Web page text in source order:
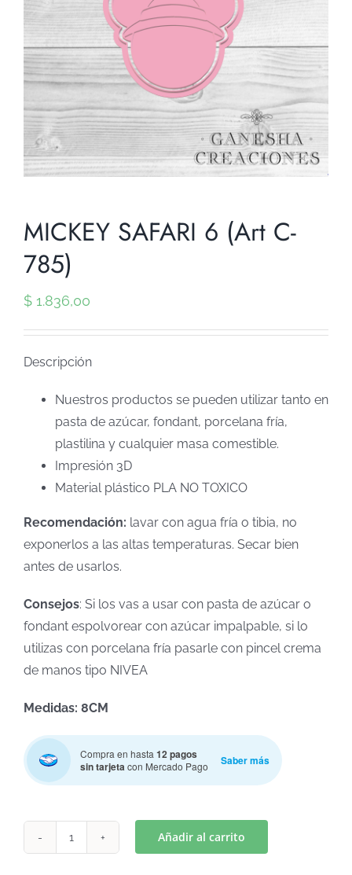
MICKEY SAFARI 6 (Art C-
785)
$ 1.836,00
Descripción
Nuestros productos se pueden utilizar tanto en
pasta de azúcar, fondant, porcelana fría,
plastilina y cualquier masa comestible.
Impresión 3D
Material plástico PLA NO TOXICO
Recomendación: lavar con agua fría o tibia, no
exponerlos a las altas temperaturas. Secar bien
antes de usarlos.
Consejos: Si los vas a usar con pasta de azúcar o
fondant espolvorear con azúcar impalpable, si lo
utilizas con porcelana fría pasarle con pincel crema
de manos tipo NIVEA
Medidas: 8CM
Compra en hasta 12 pagos
sin tarjetacon Mercado Pago Saber más
Añadir al carrito